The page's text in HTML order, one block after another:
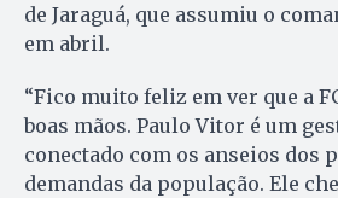
de Jaraguá, que assumiu o
em abril.
“Fico muito feliz em ver que a
boas mãos. Paulo Vitor é um
conectado com os anseios dos
demandas da população. Ele